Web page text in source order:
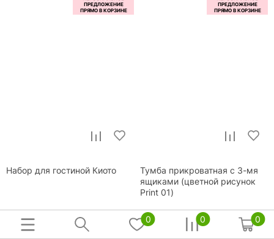
Набор для гостиной Киото
Тумба прикроватная с 3-мя
ящиками (цветной рисунок
Print 01)
Размеры: 180x45x50 см
57 770
0 0 0